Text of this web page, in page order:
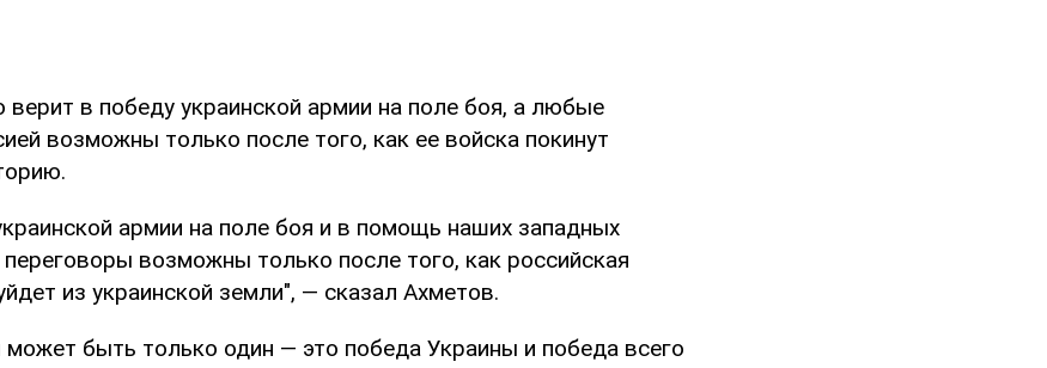
верит в победу украинской армии на поле боя, а любые
возможны только после того, как ее войска покинут
армии на поле боя и в помощь наших западных
возможны только после того, как российская
из украинской земли", — сказал Ахметов.
быть только один — это победа Украины и победа всего